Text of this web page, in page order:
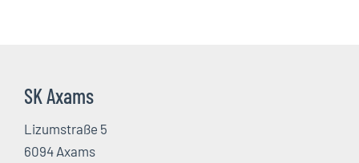
SK Axams
Lizumstraße 5
6094 Axams